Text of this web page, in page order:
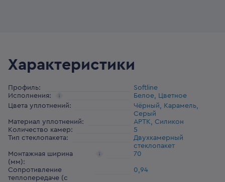
Характеристики
Профиль:
Softline
Исполнения:
Белое, Цветное
Цвета уплотнений:
Чёрный, Карамель,
Серый
Материал уплотнений:
АРТК, Силикон
Количество камер:
5
Тип стеклопакета:
Двухкамерный
стеклопакет
Монтажная ширина
(мм):
70
Сопротивление
теплопередаче (с
0,94